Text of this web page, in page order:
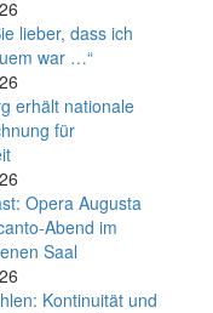
lieber, dass ich
war …“
erhält nationale
für
Opera Augusta
Abend im
Saal
Kontinuität und